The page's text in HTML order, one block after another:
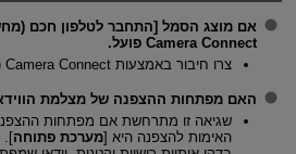
אם מוצג הסמל [התחבר לטלפון חכם
Camera Connect פועל.
צרו חיבור באמצעות Camera Connect (
האם מפתחות ההצפנה של מצלמת
שגיאה זו מתרחשת אם מפתחות
האימות להצפנה היא [מערכת פתוחה].